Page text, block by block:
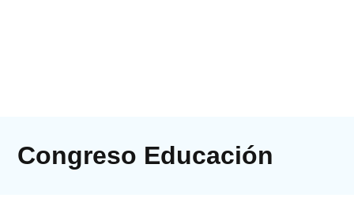
Congreso Educación